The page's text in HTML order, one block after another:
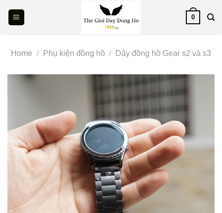
0
Home / Phụ kiện đồng hồ / Dây đồng hồ Gear s2 và s3